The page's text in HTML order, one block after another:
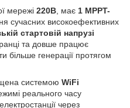
мережі 220В , має 1 MPPT-
сучасних високоефективних
стартовій напрузі
та довше працює
більше генерації протягом
системою WiFi
реального часу
через